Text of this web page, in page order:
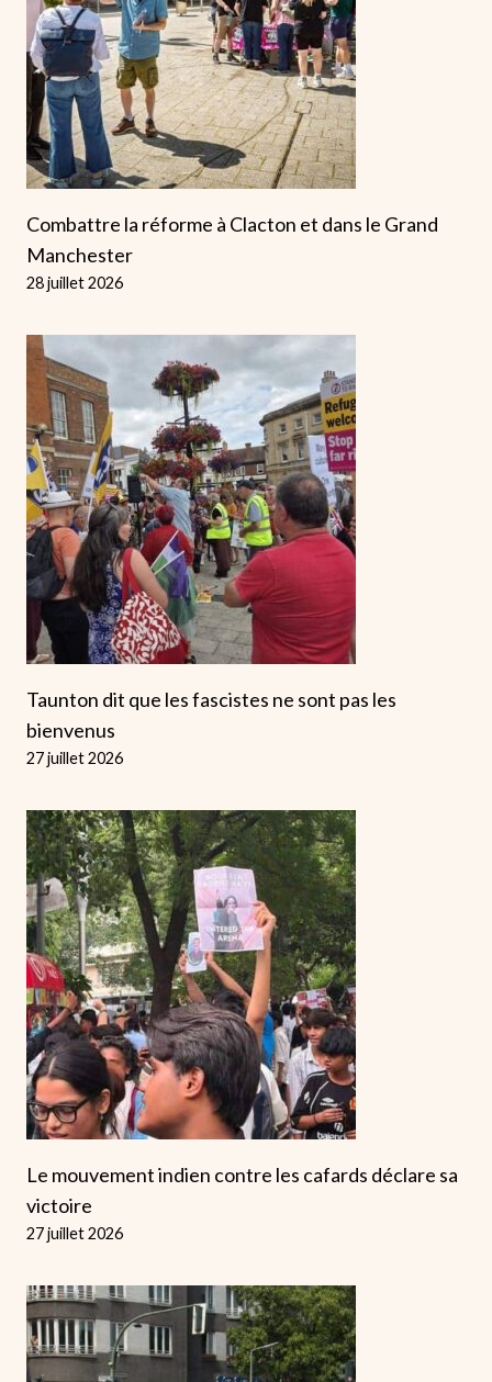
Combattre la réforme à Clacton et dans le Grand
Manchester
28 juillet 2026
Taunton dit que les fascistes ne sont pas les
bienvenus
27 juillet 2026
Le mouvement indien contre les cafards déclare sa
victoire
27 juillet 2026